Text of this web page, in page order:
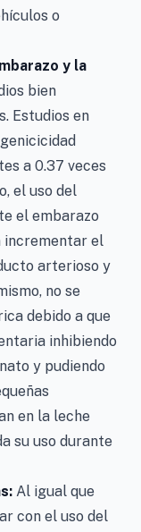
o
y la
bien
Estudios en
a 0.37 veces
el uso del
el embarazo
incrementar el
arterioso y
no se
debido a que
inhibiendo
y pudiendo
en la leche
su uso durante
Al igual que
con el uso del